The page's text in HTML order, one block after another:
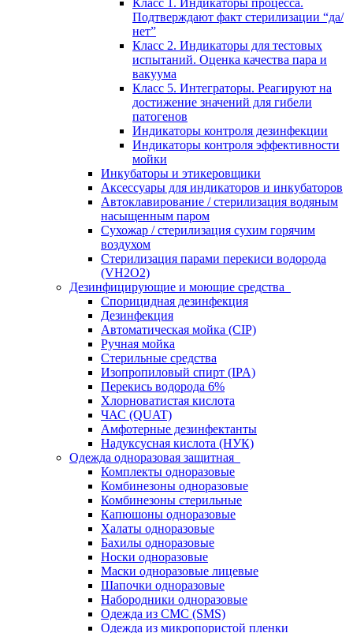
Класс 1. Индикаторы процесса.
Подтверждают факт стерилизации “да/
нет”
Класс 2. Индикаторы для тестовых
испытаний. Оценка качества пара и
вакуума
Класс 5. Интеграторы. Реагируют на
достижение значений для гибели
патогенов
Индикаторы контроля дезинфекции
Индикаторы контроля эффективности
мойки
Инкубаторы и этикеровщики
Аксессуары для индикаторов и инкубаторов
Автоклавирование / стерилизация водяным
насыщенным паром
Сухожар / стерилизация сухим горячим
воздухом
Стерилизация парами перекиси водорода
(VH2O2)
Дезинфицирующие и моющие средства
Спорицидная дезинфекция
Дезинфекция
Автоматическая мойка (CIP)
Ручная мойка
Стерильные средства
Изопропиловый спирт (IPA)
Перекись водорода 6%
Хлорноватистая кислота
ЧАС (QUAT)
Амфотерные дезинфектанты
Надуксусная кислота (НУК)
Одежда одноразовая защитная
Комплекты одноразовые
Комбинезоны одноразовые
Комбинезоны стерильные
Капюшоны одноразовые
Халаты одноразовые
Бахилы одноразовые
Носки одноразовые
Маски одноразовые лицевые
Шапочки одноразовые
Набородники одноразовые
Одежда из СМС (SMS)
Одежда из микропористой пленки